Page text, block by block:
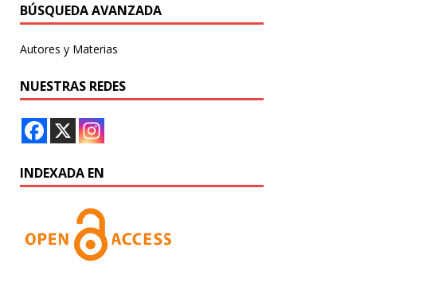
BÚSQUEDA AVANZADA
Autores y Materias
NUESTRAS REDES
INDEXADA EN